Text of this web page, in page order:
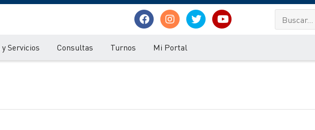
Servicios Consultas Turnos Mi Portal